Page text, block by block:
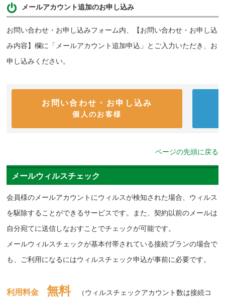
メールアカウント追加のお申し込み
お問い合わせ・お申し込みフォーム内、【お問い合わせ・お申し込
み内容】欄に「メールアカウント追加申込」とご入力いただき、お
申し込みください。
お問い合わせ・お申し込み
個人のお客様
ページの先頭に戻る
メールウィルスチェック
会員様のメールアカウントにウィルスが検知された場合、ウィルス
を駆除することができるサービスです。また、契約以前のメールは
自分宛てに送信しなおすことでチェックが可能です。
メールウィルスチェックが基本付帯されている接続プランの場合で
も、ご利用になるにはウィルスチェック申込が事前に必要です。
利用料金無料（ウィルスチェックアカウント数は接続コ